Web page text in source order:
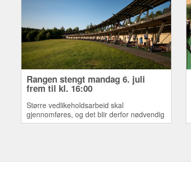
Rangen stengt mandag 6. juli
frem til kl. 16:00
Større vedlikeholdsarbeid skal
gjennomføres, og det blir derfor nødvendig
å stenge rangen fra